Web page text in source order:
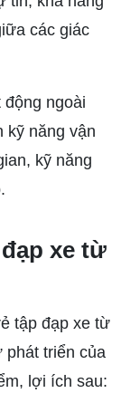
các giác
động ngoài
kỹ năng vận
kỹ năng
xe từ
tập đạp xe từ
triển của
lợi ích sau: